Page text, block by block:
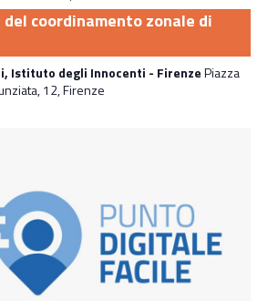
del coordinamento zonale di
Istituto degli Innocenti - FirenzePiazza
12, Firenze